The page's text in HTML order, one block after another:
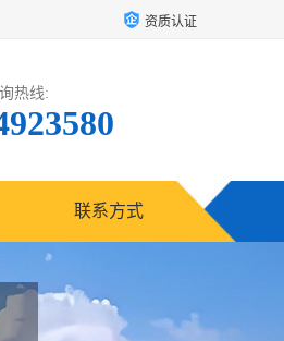
资质认证
热线:
联系方式